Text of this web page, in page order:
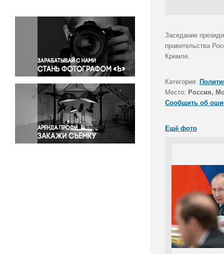
Окружающая среда
Политика
Правосудие
Происшествия и конфликты
Религия
Светская жизнь
Спорт
Экология
Экономика и бизнес
Заседание
правительства
Кремле.
Категория:
Место: Россия,
Сообщить об
Ещё фото